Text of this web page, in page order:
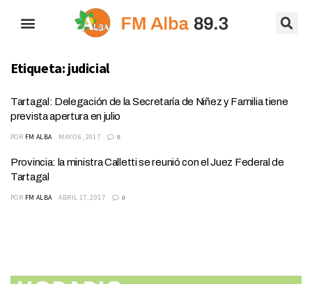
Etiqueta: judicial
Tartagal: Delegación de la Secretaría de Niñez y Familia tiene
prevista apertura en julio
POR FM ALBA MAYO 6, 2017 0
Provincia: la ministra Calletti se reunió con el Juez Federal de
Tartagal
POR FM ALBA ABRIL 17, 2017 0